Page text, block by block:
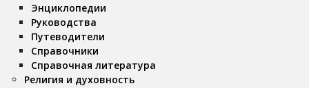
Энциклопедии
Руководства
Путеводители
Справочники
Справочная литература
Религия и духовность